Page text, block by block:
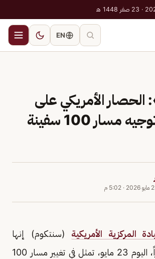
EN
الأمريكي على
إيران يعيد توجيه مسار 100 سفينة
· 5:02 م
المركزية الأمريكية (سنتكوم) إنها
حققت إنجازاً بارزاً، اليوم 23 مايو، تمثل في تغيير مسار 100